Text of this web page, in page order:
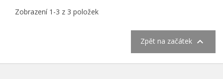
Zobrazení 1-3 z 3 položek
Zpět na začátek 